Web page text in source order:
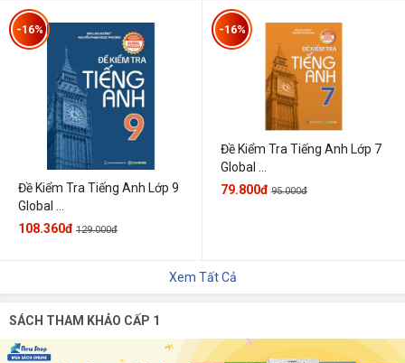
Đề Kiểm Tra Tiếng Anh Lớp 9
Global ...
-16%
108.360đ 129.000đ
Đề Kiểm Tra Tiếng Anh Lớp 7
Global ...
-16%
79.800đ 95.000đ
Xem Tất Cả
SÁCH THAM KHẢO CẤP 1